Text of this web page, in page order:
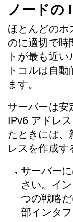
ノードの
ほとんどのホ
のに適切で時
トが最も近
トコルは自
ます。
サーバーは安
IPv6 アドレ
たときには、
レスを作成
サーバー
さい。イ
つの戦略
部インタ